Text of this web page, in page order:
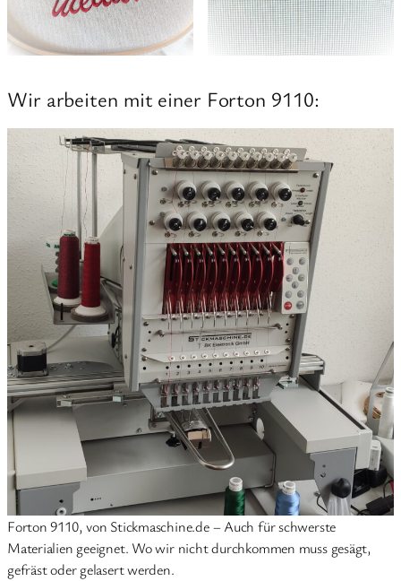
Wir arbeiten mit einer Forton 9110:
Forton 9110, von Stickmaschine.de – Auch für schwerste
Materialien geeignet. Wo wir nicht durchkommen muss gesägt,
gefräst oder gelasert werden.